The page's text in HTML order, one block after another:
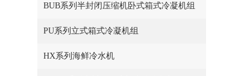
BUB系列半封闭压缩机卧式箱式冷凝机组
PU系列立式箱式冷凝机组
HX系列海鲜冷水机